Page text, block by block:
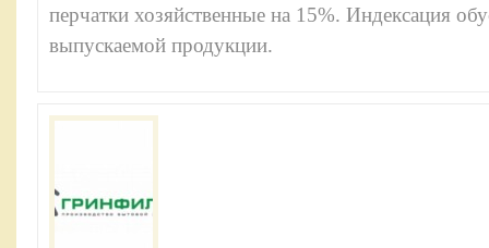
перчатки хозяйственные на 15%. Индексация
выпускаемой продукции.